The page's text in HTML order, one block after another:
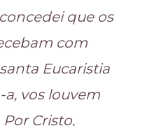
que os
com
Eucaristia
vos louvem
Cristo,